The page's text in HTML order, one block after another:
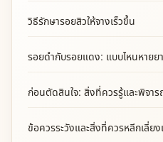
วิธีรักษารอยสิวให้จางเร็วขึ้น
รอยดำกับรอยแดง: แบบไหนหายย
ก่อนตัดสินใจ: สิ่งที่ควรรู้และพิจา
ข้อควรระวังและสิ่งที่ควรหลีกเลี่ย